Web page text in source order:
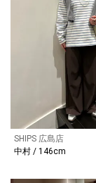
SHIPS 広島店
中村 / 146cm